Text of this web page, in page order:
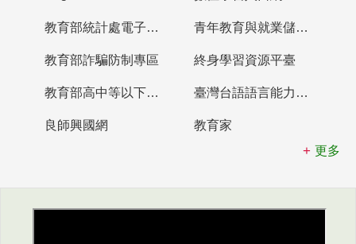
教育部統計處電子書櫃 青年教育與就業儲蓄帳戶
教育部詐騙防制專區 終身學習資源平臺
教育部高中等以下學校及幼兒園教師資格檢定考試 臺灣台語語言能力認證網站
良師興國網
教育家
更多